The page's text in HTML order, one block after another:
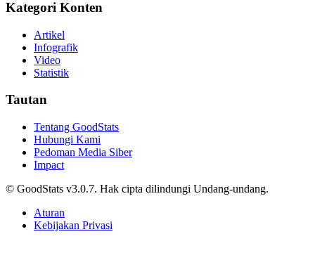
Kategori Konten
Artikel
Infografik
Video
Statistik
Tautan
Tentang GoodStats
Hubungi Kami
Pedoman Media Siber
Impact
© GoodStats v3.0.7. Hak cipta dilindungi Undang-undang.
Aturan
Kebijakan Privasi